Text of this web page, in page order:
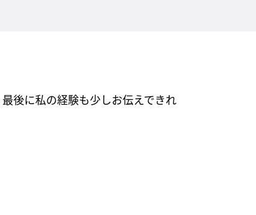
後に私の経験も少しお伝えできれ